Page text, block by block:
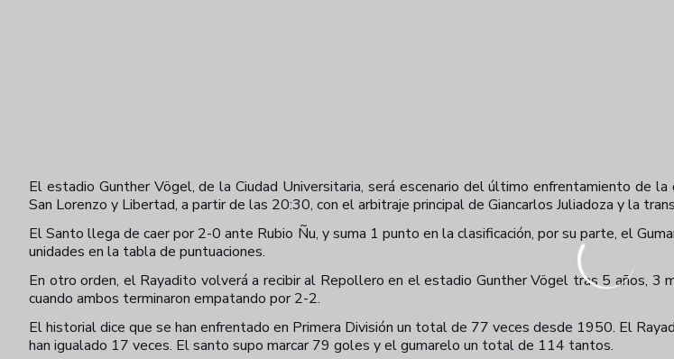
El estadio Gunther Vögel, de la Ciudad Universitaria, será escenario del último enfrentamiento de
San Lorenzo y Libertad, a partir de las 20:30, con el arbitraje principal de Giancarlos Juliadoza y la
El Santo llega de caer por 2-0 ante Rubio Ñu, y suma 1 punto en la clasificación, por su parte, el
unidades en la tabla de puntuaciones.
En otro orden, el Rayadito volverá a recibir al Repollero en el estadio Gunther Vögel tras 5 años,
cuando ambos terminaron empatando por 2-2.
El historial dice que se han enfrentado en Primera División un total de 77 veces desde 1950. El
han igualado 17 veces. El santo supo marcar 79 goles y el gumarelo un total de 114 tantos.